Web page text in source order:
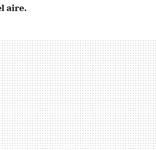
aire.